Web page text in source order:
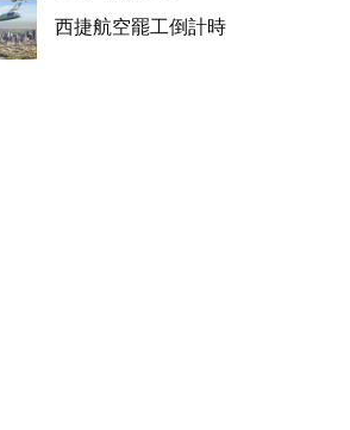
西捷航空罷工倒計時